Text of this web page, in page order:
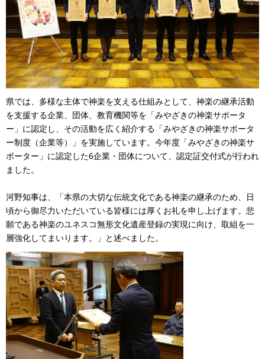
県では、多様な主体で神楽を支える仕組みとして、神楽の継承活動
を支援する企業、団体、教育機関等を「みやざきの神楽サポータ
ー」に認定し、その活動を広く紹介する「みやざきの神楽サポータ
ー制度（企業等）」を実施しています。今年度「みやざきの神楽サ
ポーター」に認定した6企業・団体について、認定証交付式が行われ
ました。
河野知事は、「本県の大切な伝統文化である神楽の継承のため、日
頃から御尽力いただいている皆様には厚くお礼を申し上げます。悲
願である神楽のユネスコ無形文化遺産登録の実現に向け、取組を一
層強化してまいります。」と述べました。